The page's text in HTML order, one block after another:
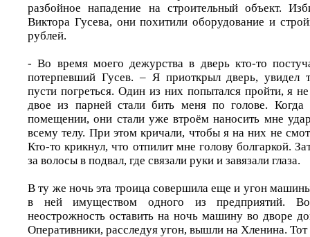
разбойное нападение на строительный объект.
Виктора Гусева, они похитили оборудование и
рублей.
- Во время моего дежурства в дверь кто-то
потерпевший Гусев. – Я приоткрыл дверь, увидел
пусти погреться. Один из них попытался пройти, я
двое из парней стали бить меня по голове.
помещении, они стали уже втроём наносить мне
всему телу. При этом кричали, чтобы я на них не
Кто-то крикнул, что отпилит мне голову болгаркой.
за волосы в подвал, где связали руки и завязали глаза.
В ту же ночь эта троица совершила еще и угон
в ней имуществом одного из предприятий.
неострожность оставить на ночь машину во дворе
Оперативники, расследуя угон, вышли на Хленина. Тот